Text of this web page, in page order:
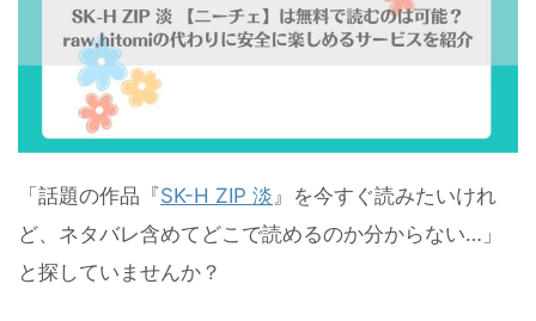
「話題の作品『SK-H ZIP 淡』を今すぐ読みたいけれ
ど、ネタバレ含めてどこで読めるのか分からない…」
と探していませんか？